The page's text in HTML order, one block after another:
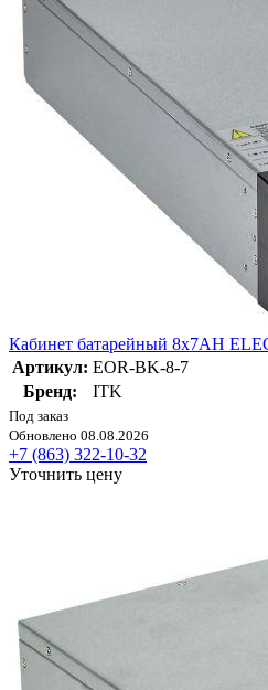
Кабинет батарейный 8х7AH
Артикул: EOR-BK-8-7
Бренд:
ITK
Под заказ
Обновлено 08.08.2026
+7 (863) 322-10-32
Уточнить цену